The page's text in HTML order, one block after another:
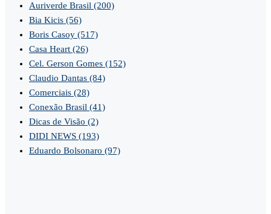
Auriverde Brasil (200)
Bia Kicis (56)
Boris Casoy (517)
Casa Heart (26)
Cel. Gerson Gomes (152)
Claudio Dantas (84)
Comerciais (28)
Conexão Brasil (41)
Dicas de Visão (2)
DIDI NEWS (193)
Eduardo Bolsonaro (97)